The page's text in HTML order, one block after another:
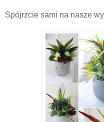
Spójrzcie sami na nasze